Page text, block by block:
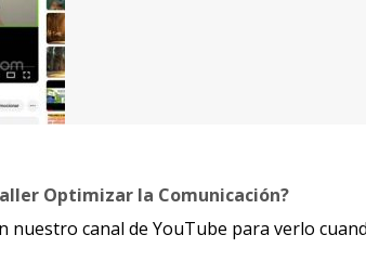
Optimizar la Comunicación?
nuestro canal de YouTube para verlo